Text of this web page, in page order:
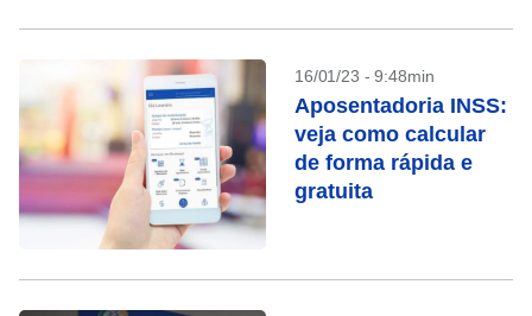
16/01/23 - 9:48min
Aposentadoria INSS:
veja como calcular
de forma rápida e
gratuita